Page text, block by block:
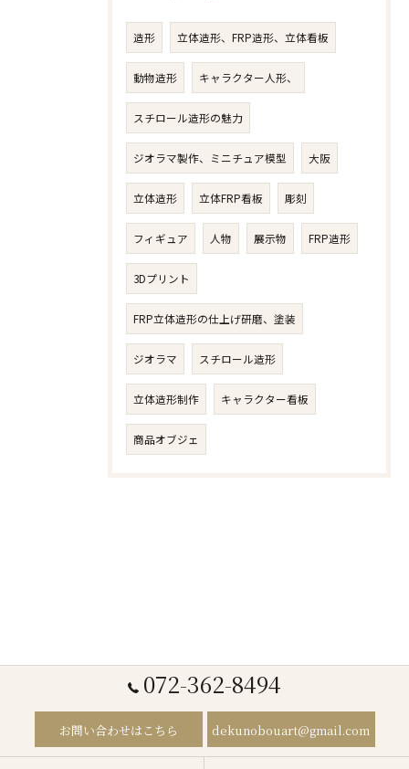
造形 立体造形、FRP造形、立体看板
動物造形 キャラクター人形、
スチロール造形の魅力
ジオラマ製作、ミニチュア模型 大阪
立体造形 立体FRP看板 彫刻
フィギュア 人物​ 展示物 FRP造形
3Dプリント
FRP立体造形の仕上げ研磨、塗装
ジオラマ スチロール造形
立体造形制作 キャラクター看板
商品オブジェ
072-362-8494
お問い合わせはこちら dekunobouart@gmail.com